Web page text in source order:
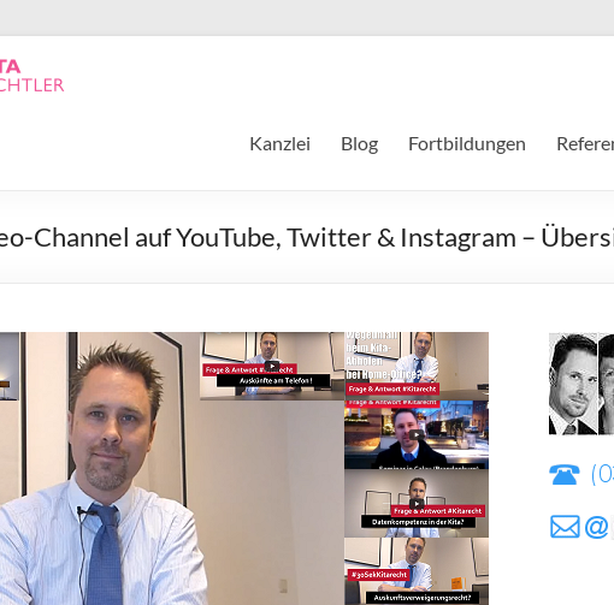
Kanzlei Blog Fortbildungen
Channel auf YouTube, Twitter & Instagram –